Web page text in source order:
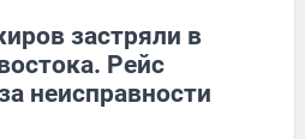
застряли в
Рейс
неисправности